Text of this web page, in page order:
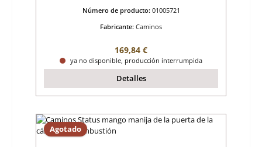
Número de producto: 01005721
Fabricante: Caminos
Precio normal:
169,84 €
ya no disponible, producción interrumpida
Detalles
Agotado